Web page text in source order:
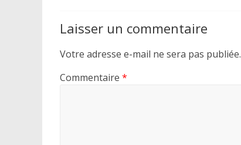
Laisser un commentaire
Votre adresse e-mail ne sera pas publiée.
Commentaire *